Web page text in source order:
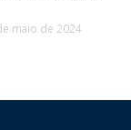
maio de 2024